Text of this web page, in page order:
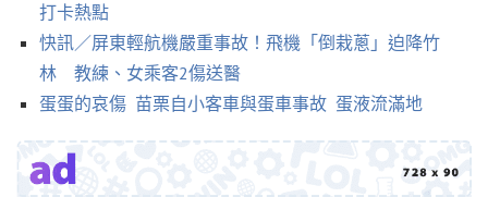
打卡熱點
快訊／屏東輕航機嚴重事故！飛機「倒栽蔥」迫降竹
林 教練、女乘客2傷送醫
蛋蛋的哀傷 苗栗自小客車與蛋車事故 蛋液流滿地